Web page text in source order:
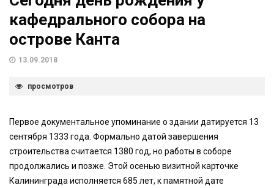
кафедрального собора на
острове Канта
13.09.2018
просмотров
Первое документальное упоминание о здании датируется 13
сентября 1333 года. Формально датой завершения
строительства считается 1380 год, но работы в соборе
продолжались и позже. Этой осенью визитной карточке
Калининграда исполняется 685 лет, к памятной дате